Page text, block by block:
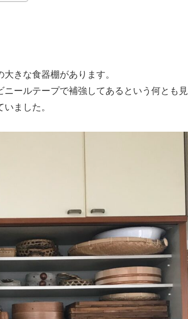
きな食器棚があります。
ールテープで補強してあるという何とも見
ました。